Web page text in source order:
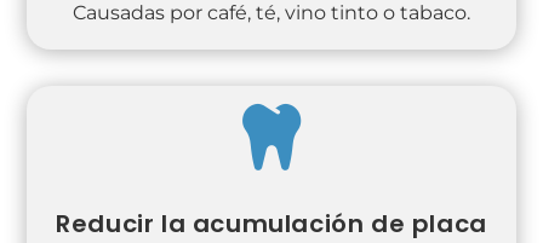
Causadas por café, té, vino tinto o tabaco.

Reducir la acumulación de placa